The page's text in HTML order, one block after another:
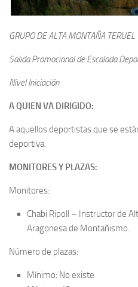
GRUPO DE ALTA MONTAÑA TERUEL
Salida Promocional de Escalada
Nivel Iniciación
A QUIEN VA DIRIGIDO:
A aquellos deportistas que se
deportiva.
MONITORES Y PLAZAS:
Monitores:
Chabi Ripoll – Instructor de
Aragonesa de Montañismo.
Número de plazas:
Mínimo: No existe